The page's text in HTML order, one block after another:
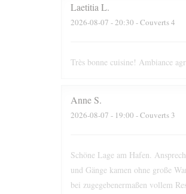
Laetitia L
2026-08-07 - 20:30 - Couverts 4
Très bonne cuisine! Ambiance
Anne S
2026-08-07 - 19:00 - Couverts 3
Schöne Lage am Hafen.
und Gänge kamen ohne große
bei zugegebenermaßen vollem